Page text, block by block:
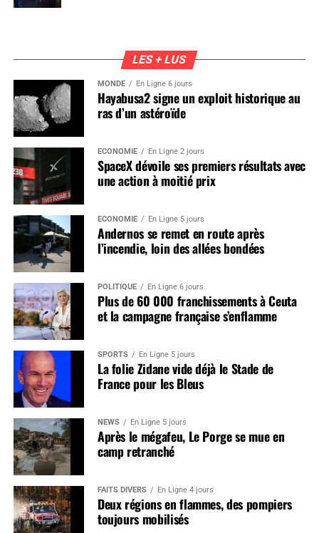
LES + LUS
MONDE En Ligne 6 jours
Hayabusa2 signe un exploit historique au
ras d’un astéroïde
ÉCONOMIE En Ligne 2 jours
SpaceX dévoile ses premiers résultats avec
une action à moitié prix
ÉCONOMIE En Ligne 5 jours
Andernos se remet en route après
l’incendie, loin des allées bondées
POLITIQUE En Ligne 6 jours
Plus de 60 000 franchissements à Ceuta
et la campagne française s’enflamme
SPORTS En Ligne 5 jours
La folie Zidane vide déjà le Stade de
France pour les Bleus
NEWS En Ligne 5 jours
Après le mégafeu, Le Porge se mue en
camp retranché
FAITS DIVERS En Ligne 4 jours
Deux régions en flammes, des pompiers
toujours mobilisés